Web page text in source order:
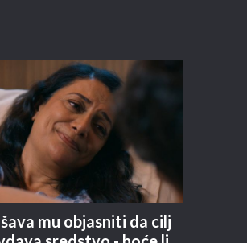
mu objasniti da cilj